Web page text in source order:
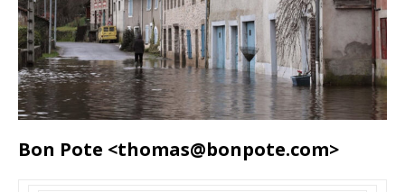
Bon Pote <thomas@bonpote.com>